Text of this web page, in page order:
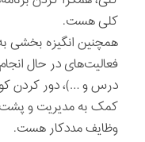
کلی هست.
همچنین انگیزه بخشی
فعالیت‌های در حال
درس و …)، دور کردن
کمک به مدیریت و پشت
وظایف مددکار هست.